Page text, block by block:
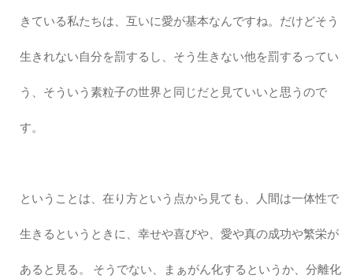
きている私たちは、互いに愛が基本なんですね。だけどそう
生きれない自分を罰するし、そう生きない他を罰するってい
う、そういう素粒子の世界と同じだと見ていいと思うので
す。
ということは、在り方という点から見ても、人間は一体性で
生きるというときに、幸せや喜びや、愛や真の成功や繁栄が
あると見る。 そうでない、まぁがん化するというか、分離化